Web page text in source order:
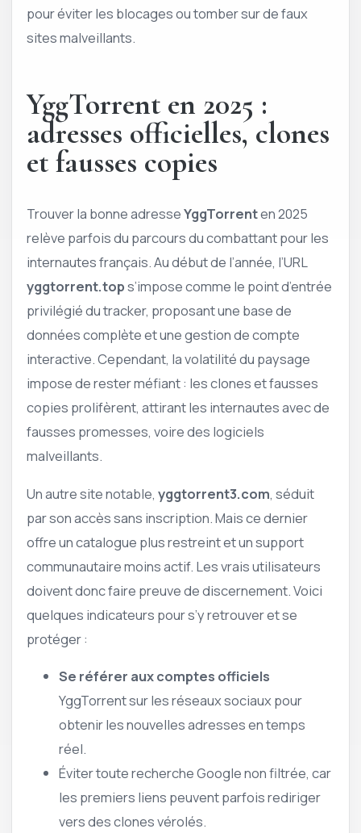
pour éviter les blocages ou tomber sur de faux
sites malveillants.
YggTorrent en 2025 :
adresses officielles, clones
et fausses copies
Trouver la bonne adresseYggTorrenten 2025
relève parfois du parcours du combattant pour les
internautes français. Au début de l’année, l’URL
yggtorrent.tops’impose comme le point d’entrée
privilégié du tracker, proposant une base de
données complète et une gestion de compte
interactive. Cependant, la volatilité du paysage
impose de rester méfiant : les clones et fausses
copies prolifèrent, attirant les internautes avec de
fausses promesses, voire des logiciels
malveillants.
Un autre site notable, yggtorrent3.com, séduit
par son accès sans inscription. Mais ce dernier
offre un catalogue plus restreint et un support
communautaire moins actif. Les vrais utilisateurs
doivent donc faire preuve de discernement. Voici
quelques indicateurs pour s’y retrouver et se
protéger :
Se référer aux comptes officiels
YggTorrent sur les réseaux sociaux pour
obtenir les nouvelles adresses en temps
réel.
Éviter toute recherche Google non filtrée, car
les premiers liens peuvent parfois rediriger
vers des clones vérolés.